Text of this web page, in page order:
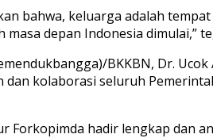
bahwa, keluarga adalah
depan Indonesia dimulai,”
BKKBN, Dr. Ucok
kolaborasi seluruh
hadir lengkap dan